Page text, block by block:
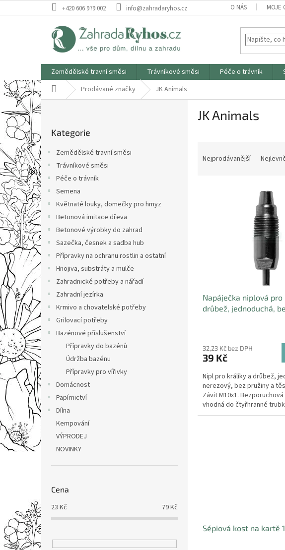
na
+420 606 979 002 info@zahradaryhos.cz O NÁS MOJE
Zemědělské travní směsi Trávníkové směsi Péče o trávník
Domů Prodávané značky JK Animals
P
o
r
a
n
n
í
p
a
n
e
l
kategorie
Kategorie
Zemědělské travní směsi
Trávníkové směsi
Péče o trávník
Semena
Květnaté louky, domečky pro hmyz
Betonová imitace dřeva
Betonové výrobky do zahrad
Sazečka, česnek a sadba hub
Přípravky na ochranu rostlin a ostatní
Hnojiva, substráty a mulče
Zahradnické potřeby a nářadí
Zahradní jezírka
Krmivo a chovatelské potřeby
Grilovací potřeby
Bazénové příslušenství
Přípravky do bazénů
Údržba bazénu
Přípravky pro vířivky
Domácnost
Papírnictví
Dílna
Kempování
VÝPRODEJ
NOVINKY
Cena
23 Kč 79Kč
JK Animals
Nejprodávanější
Napáječka niplová pro
drůbež, jednoduchá,
32,23 Kč bez DPH
39 Kč
Nipl pro králíky a drůbež,
nerezový, bez pružiny a
Závit M10x1.
vhodná do čtyřhranné
kolínka, bez...
Sépiová kost na kartě